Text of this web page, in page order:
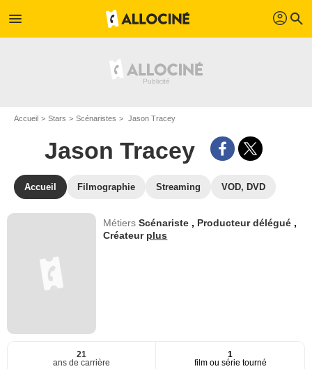
menu profil search
Accueil Stars Scénaristes Jason Tracey
Jason Tracey
Accueil Filmographie Streaming VOD, DVD
MétiersScénariste , Producteur délégué ,
Créateur plus
21
ans de carrière
1
film ou série tourné